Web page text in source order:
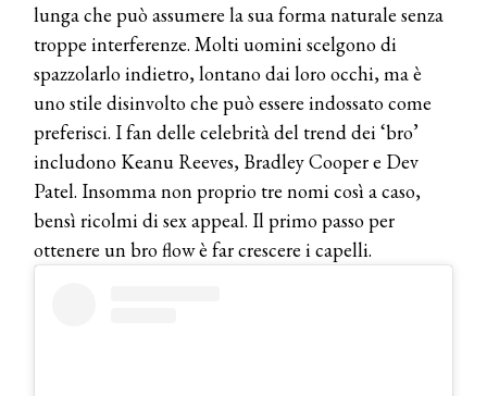
lunga che può assumere la sua forma naturale senza
troppe interferenze. Molti uomini scelgono di
spazzolarlo indietro, lontano dai loro occhi, ma è
uno stile disinvolto che può essere indossato come
preferisci. I fan delle celebrità del trend dei ‘bro’
includono Keanu Reeves, Bradley Cooper e Dev
Patel. Insomma non proprio tre nomi così a caso,
bensì ricolmi di sex appeal. Il primo passo per
ottenere un bro flow è far crescere i capelli.